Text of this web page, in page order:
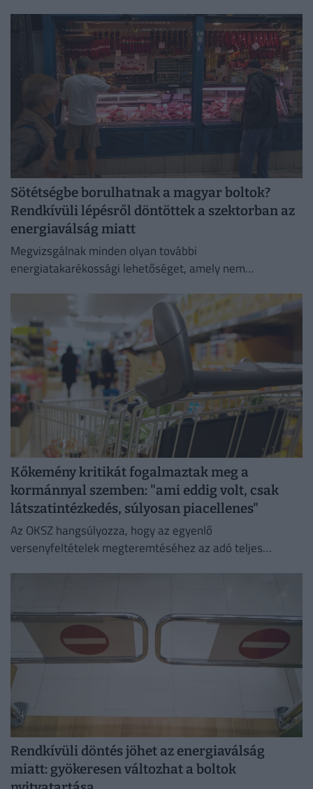
Sötétségbe borulhatnak a magyar boltok?
Rendkívüli lépésről döntöttek a szektorban az
energiaválság miatt
Megvizsgálnak minden olyan további
energiatakarékossági lehetőséget, amely nem
zökkenőmentes kiszolgálását.
Kőkemény kritikát fogalmaztak meg a
kormánnyal szemben: "ami eddig volt, csak
látszatintézkedés, súlyosan piacellenes"
Az OKSZ hangsúlyozza, hogy az egyenlő
versenyfeltételek megteremtéséhez az adó teljes
Rendkívüli döntés jöhet az energiaválság
miatt: gyökeresen változhat a boltok